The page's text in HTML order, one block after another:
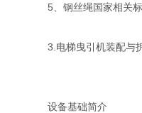
5、钢丝绳国家相关标
3.电梯曳引机装配与
设备基础简介